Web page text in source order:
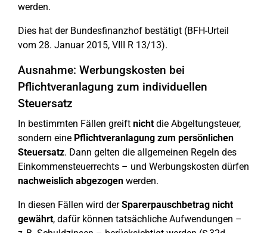
werden.
Dies hat der Bundesfinanzhof bestätigt (BFH-Urteil
vom 28. Januar 2015, VIII R 13/13).
Ausnahme: Werbungskosten bei
Pflichtveranlagung zum individuellen
Steuersatz
In bestimmten Fällen greift nichtdie Abgeltungsteuer,
sondern eine Pflichtveranlagung zum persönlichen
Steuersatz. Dann gelten die allgemeinen Regeln des
Einkommensteuerrechts – und Werbungskosten dürfen
nachweislich abgezogen werden.
In diesen Fällen wird derSparerpauschbetrag nicht
gewährt, dafür können tatsächliche Aufwendungen –